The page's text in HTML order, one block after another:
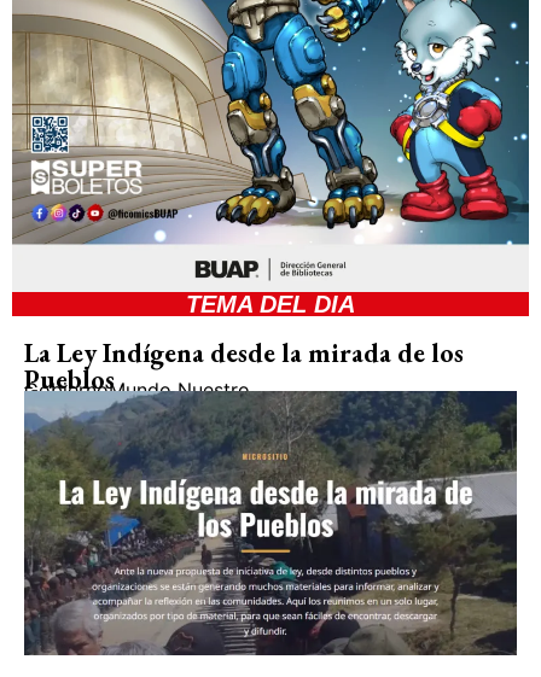
TEMA DEL DIA
La Ley Indígena desde la mirada de los
Pueblos
GobiernoMundo Nuestro